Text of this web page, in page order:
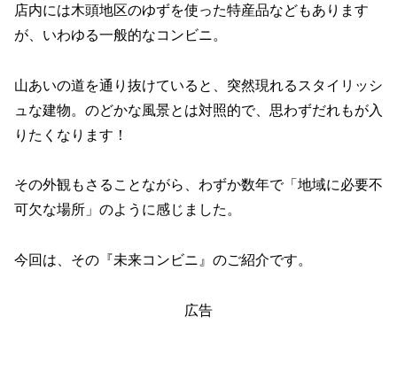
店内には木頭地区のゆずを使った特産品などもあります
が、いわゆる一般的なコンビニ。
山あいの道を通り抜けていると、突然現れるスタイリッシ
ュな建物。のどかな風景とは対照的で、思わずだれもが入
りたくなります！
その外観もさることながら、わずか数年で「地域に必要不
可欠な場所」のように感じました。
今回は、その『未来コンビニ』のご紹介です。
広告